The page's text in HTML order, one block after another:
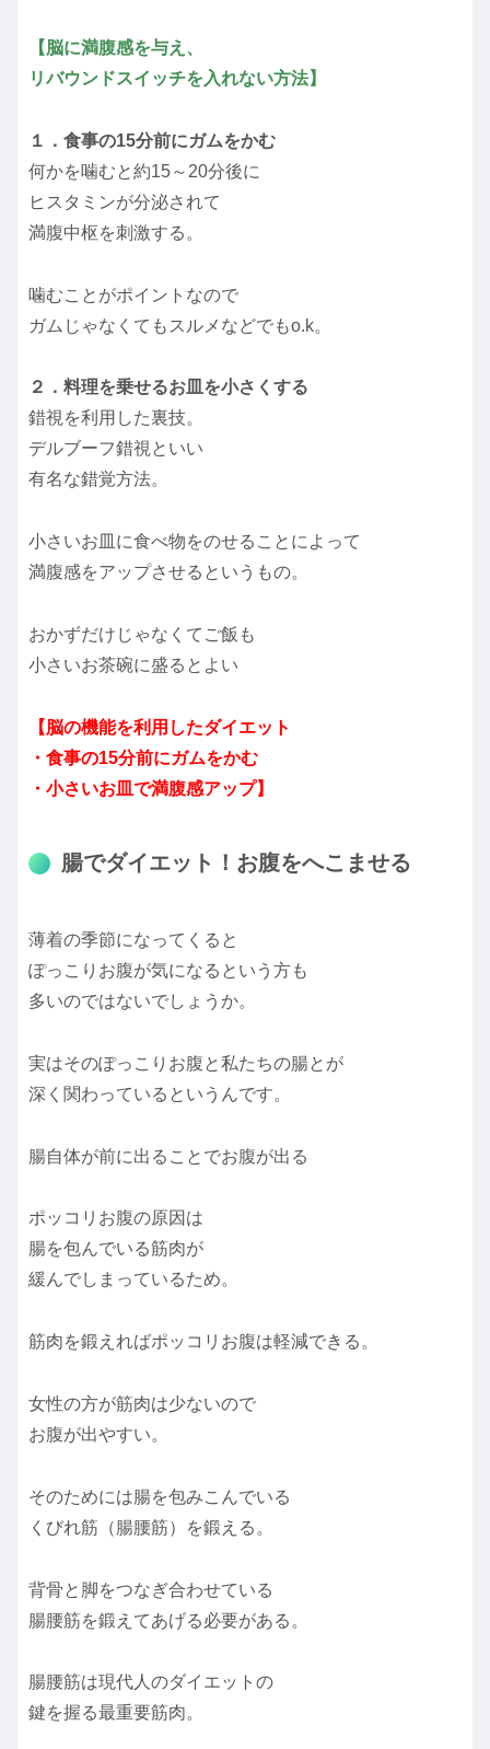
【脳に満腹感を与え、
リバウンドスイッチを入れない方法】
１．食事の15分前にガムをかむ
何かを噛むと約15～20分後に
ヒスタミンが分泌されて
満腹中枢を刺激する。
噛むことがポイントなので
ガムじゃなくてもスルメなどでもo.k。
２．料理を乗せるお皿を小さくする
錯視を利用した裏技。
デルブーフ錯視といい
有名な錯覚方法。
小さいお皿に食べ物をのせることによって
満腹感をアップさせるというもの。
おかずだけじゃなくてご飯も
小さいお茶碗に盛るとよい
【脳の機能を利用したダイエット
・食事の15分前にガムをかむ
・小さいお皿で満腹感アップ】
腸でダイエット！お腹をへこませる
薄着の季節になってくると
ぽっこりお腹が気になるという方も
多いのではないでしょうか。
実はそのぽっこりお腹と私たちの腸とが
深く関わっているというんです。
腸自体が前に出ることでお腹が出る
ポッコリお腹の原因は
腸を包んでいる筋肉が
緩んでしまっているため。
筋肉を鍛えればポッコリお腹は軽減できる。
女性の方が筋肉は少ないので
お腹が出やすい。
そのためには腸を包みこんでいる
くびれ筋（腸腰筋）を鍛える。
背骨と脚をつなぎ合わせている
腸腰筋を鍛えてあげる必要がある。
腸腰筋は現代人のダイエットの
鍵を握る最重要筋肉。